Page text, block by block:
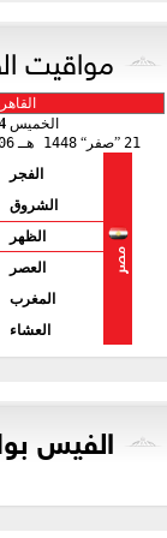
مواقيت
الخميس
21 صفر 1448 هـ
مصر
الفجر
الشروق
الظهر
العصر
المغرب
العشاء
الفيس